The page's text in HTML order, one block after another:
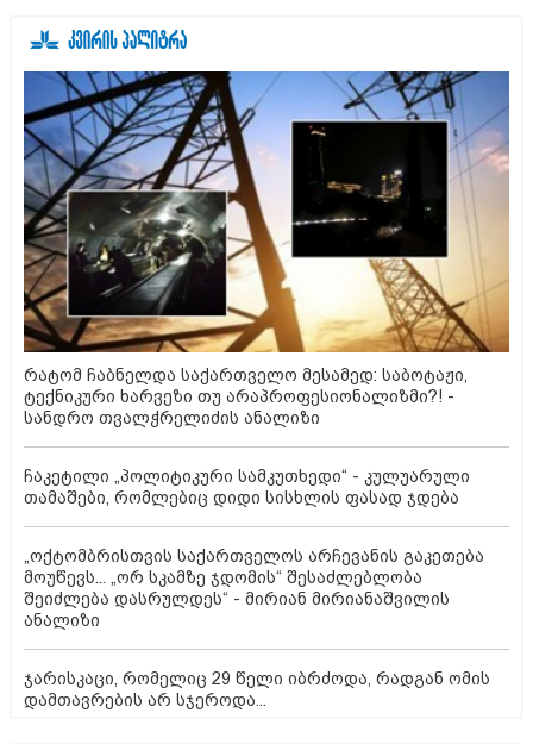
რატომ ჩაბნელდა საქართველო მესამედ: საბოტაჟი,
ტექნიკური ხარვეზი თუ არაპროფესიონალიზმი?! -
სანდრო თვალჭრელიძის ანალიზი
ჩაკეტილი „პოლიტიკური სამკუთხედი“ - კულუარული
თამაშები, რომლებიც დიდი სისხლის ფასად ჯდება
„ოქტომბრისთვის საქართველოს არჩევანის გაკეთება
მოუწევს... „ორ სკამზე ჯდომის“ შესაძლებლობა
შეიძლება დასრულდეს“ - მირიან მირიანაშვილის
ანალიზი
ჯარისკაცი, რომელიც 29 წელი იბრძოდა, რადგან ომის
დამთავრების არ სჯეროდა...